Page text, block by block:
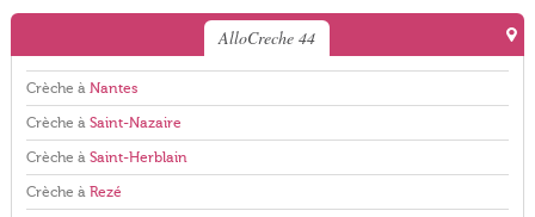
AlloCreche 44
Crèche à Nantes
Crèche à Saint-Nazaire
Crèche à Saint-Herblain
Crèche à Rezé